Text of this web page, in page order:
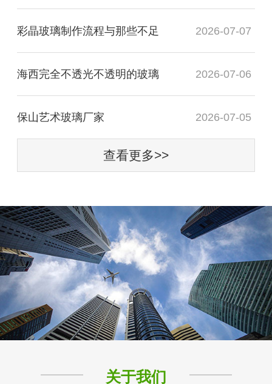
彩晶玻璃制作流程与那些不足 2026-07-07
海西完全不透光不透明的玻璃 2026-07-06
保山艺术玻璃厂家 2026-07-05
查看更多>>
关于我们